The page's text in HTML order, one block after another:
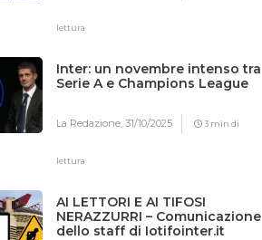
lettura
Inter: un novembre intenso tra
Serie A e Champions League
La Redazione,31/10/2025 3 min di
lettura
AI LETTORI E AI TIFOSI
NERAZZURRI – Comunicazione
dello staff di Iotifointer.it